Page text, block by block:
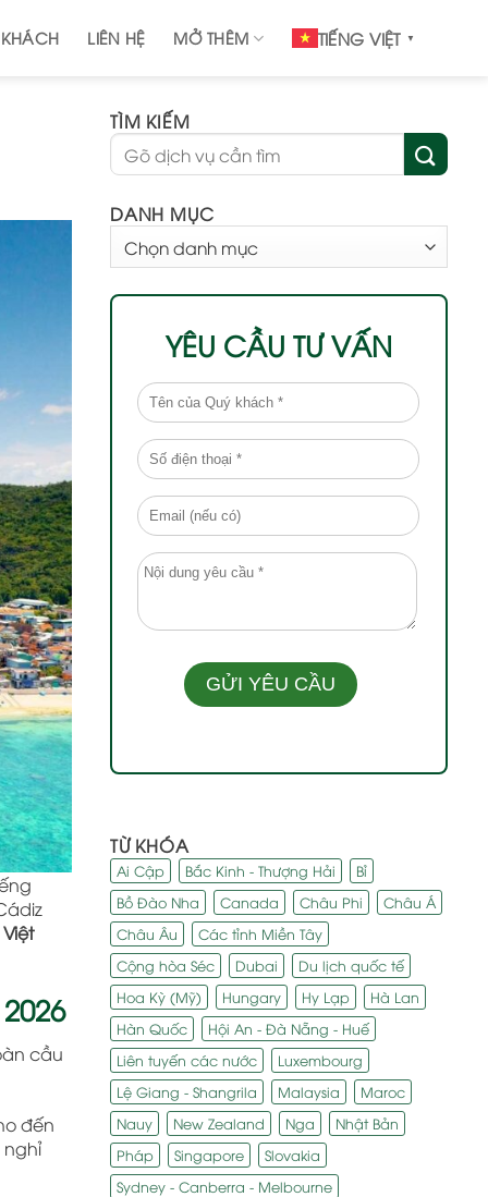
LIÊN HỆ MỞ THÊM TIẾNG VIỆT ▼
cầu
đến
nghỉ
TÌM KIẾM
DANH MỤC
MỤC
YÊU CẦU TƯ VẤN
TỪ KHÓA
Ai Cập Bắc Kinh - Thượng Hải
Bỉ
Bồ Đào Nha
Canada Châu Phi
Châu Á
Châu Âu
Các tỉnh Miền Tây
Cộng hòa Séc
Dubai
Du lịch quốc tế
Hoa Kỳ (Mỹ)
Hungary Hy Lạp
Hà Lan
Hàn Quốc
Hội An - Đà Nẵng - Huế
Liên tuyến các nước
Luxembourg
Lệ Giang - Shangrila
Malaysia
Maroc
Nauy
New Zealand Nga
Nhật Bản
Pháp
Singapore
Slovakia
Sydney - Canberra - Melbourne